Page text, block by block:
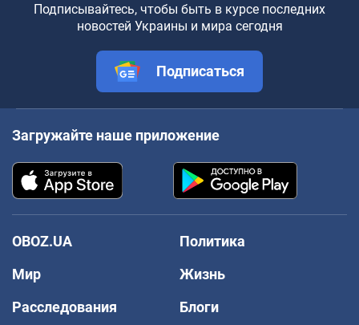
Подписывайтесь, чтобы быть в курсе последних
новостей Украины и мира сегодня
Подписаться
Загружайте наше приложение
OBOZ.UA
Политика
Мир
Жизнь
Расследования
Блоги